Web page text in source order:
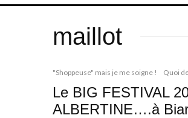
maillot
"Shoppeuse" mais je me soigne ! Quoi
Le BIG FESTIVAL
ALBERTINE….à